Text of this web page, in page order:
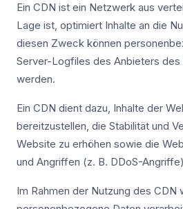
Ein CDN ist ein Netzwerk aus
Lage ist, optimiert Inhalte an die
diesen Zweck können
Server-Logfiles des Anbieters
werden.
Ein CDN dient dazu, Inhalte der
bereitzustellen, die Stabilität und
Website zu erhöhen sowie die
und Angriffen (z. B. DDoS-
Im Rahmen der Nutzung des CDN